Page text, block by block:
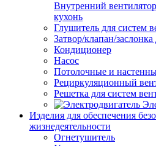
Внутренний
кухонь
Глушитель для систем
Затвор/клапан/
Кондиционер
Насос
Потолочные и
Рециркуляционный
Решетка для систем
Изделия для обеспечения
жизнедеятельности
Огнетушитель